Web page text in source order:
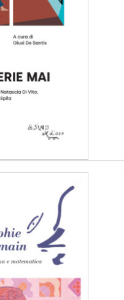
Aggiungi
alla lista
dei
desideri